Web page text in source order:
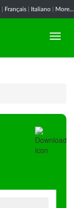
Français Italiano More...